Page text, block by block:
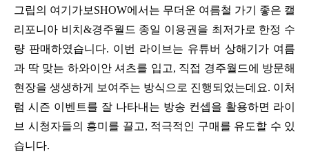
그립의 여기가보SHOW에서는 무더운 여름철 가기 좋은 캘
리포니아 비치&경주월드 종일 이용권을 최저가로 한정 수
량 판매하였습니다. 이번 라이브는 유튜버 상해기가 여름
과 딱 맞는 하와이안 셔츠를 입고, 직접 경주월드에 방문해
현장을 생생하게 보여주는 방식으로 진행되었는데요. 이처
럼 시즌 이벤트를 잘 나타내는 방송 컨셉을 활용하면 라이
브 시청자들의 흥미를 끌고, 적극적인 구매를 유도할 수 있
습니다.